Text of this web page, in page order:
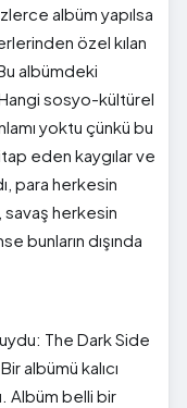
albüm yapılsa
özel kılan
albümdeki
sosyo-kültürel
yoktu çünkü bu
eden kaygılar ve
para herkesin
herkesin
bunların dışında
The Dark Side
albümü kalıcı
Albüm belli bir